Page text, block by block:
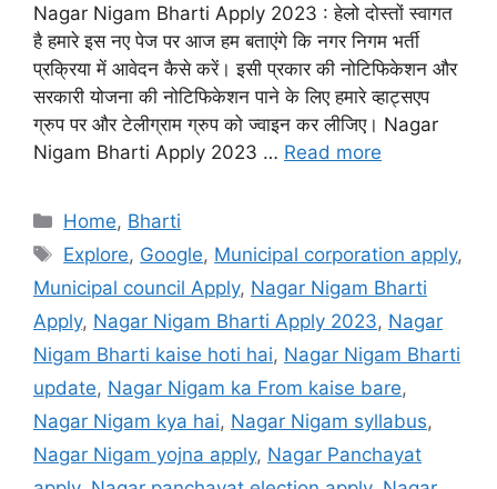
Nagar Nigam Bharti Apply 2023 : हेलो दोस्तों स्वागत
है हमारे इस नए पेज पर आज हम बताएंगे कि नगर निगम भर्ती
प्रक्रिया में आवेदन कैसे करें। इसी प्रकार की नोटिफिकेशन और
सरकारी योजना की नोटिफिकेशन पाने के लिए हमारे व्हाट्सएप
ग्रुप पर और टेलीग्राम ग्रुप को ज्वाइन कर लीजिए। Nagar
Nigam Bharti Apply 2023 … Read more
Categories
Home, Bharti
Tags
Explore, Google, Municipal corporation apply,
Municipal council Apply, Nagar Nigam Bharti
Apply, Nagar Nigam Bharti Apply 2023, Nagar
Nigam Bharti kaise hoti hai, Nagar Nigam Bharti
update, Nagar Nigam ka From kaise bare,
Nagar Nigam kya hai, Nagar Nigam syllabus,
Nagar Nigam yojna apply, Nagar Panchayat